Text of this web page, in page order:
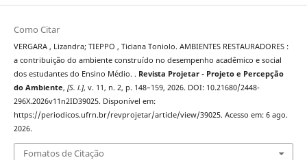
Como Citar
VERGARA , Lizandra; TIEPPO , Ticiana Toniolo. AMBIENTES RESTAURADORES :
a contribuição do ambiente construído no desempenho acadêmico e social
dos estudantes do Ensino Médio. . Revista Projetar - Projeto e Percepção
do Ambiente, [S. l.], v. 11, n. 2, p. 148–159, 2026. DOI: 10.21680/2448-
296X.2026v11n2ID39025. Disponível em:
https://periodicos.ufrn.br/revprojetar/article/view/39025. Acesso em: 6 ago.
2026.
Fomatos de Citação